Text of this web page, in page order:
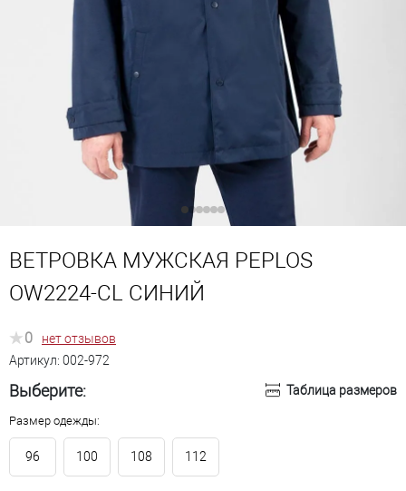
ВЕТРОВКА МУЖСКАЯ PEPLOS
OW2224-CL СИНИЙ
0
нет отзывов
Артикул: 002-972
Выберите: Таблица размеров
Размер одежды:
96 100 108 112